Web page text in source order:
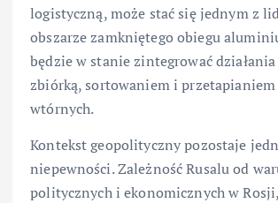
logistyczną, może stać się jednym z
obszarze zamkniętego obiegu
będzie w stanie zintegrować
zbiórką, sortowaniem i przetapianiem
wtórnych.
Kontekst geopolityczny pozostaje
niepewności. Zależność Rusalu od
politycznych i ekonomicznych w